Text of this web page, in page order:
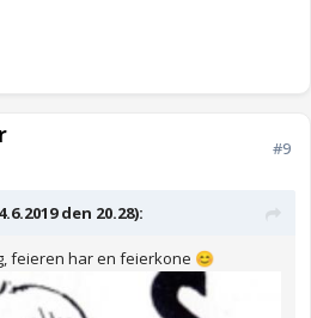
#9
den 20.28):
feieren har en feierkone 😊